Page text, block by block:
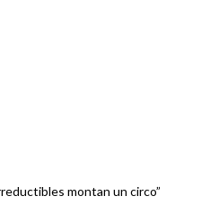
montan un circo”